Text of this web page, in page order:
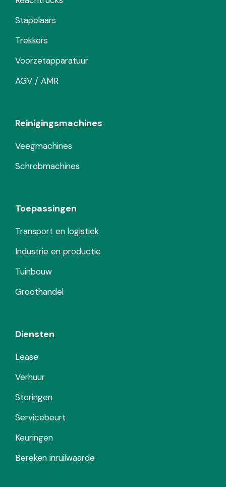
Stapelaars
Trekkers
Voorzetapparatuur
AGV / AMR
Reinigingsmachines
Veegmachines
Schrobmachines
Toepassingen
Transport en logistiek
Industrie en productie
Tuinbouw
Groothandel
Diensten
Lease
Verhuur
Storingen
Servicebeurt
Keuringen
Bereken inruilwaarde